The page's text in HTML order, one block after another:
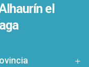
el